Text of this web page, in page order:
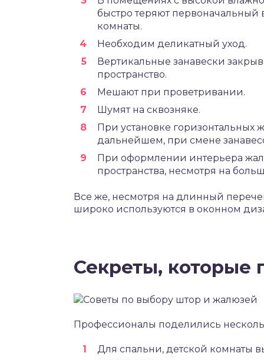
быстро теряют первоначальный
комнаты.
Необходим деликатный уход.
Вертикальные занавески
пространство.
Мешают при проветривании.
Шумят на сквозняке.
При установке
дальнейшем, при смене
При оформлении интерьера
пространства, несмотря на
Все же, несмотря на длинный
широко используются в оконном
Секреты, которые
Профессионалы поделились
Для спальни, детской комнаты